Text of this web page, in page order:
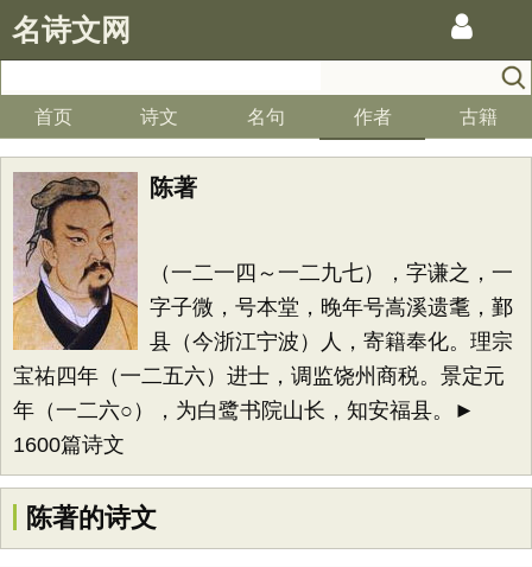
名诗文网
首页 诗文 名句 作者 古籍
陈著
（一二一四～一二九七），字谦之，一
字子微，号本堂，晚年号嵩溪遗耄，鄞
县（今浙江宁波）人，寄籍奉化。理宗
宝祐四年（一二五六）进士，调监饶州商税。景定元
年（一二六○），为白鹭书院山长，知安福县。►
1600篇诗文
陈著的诗文